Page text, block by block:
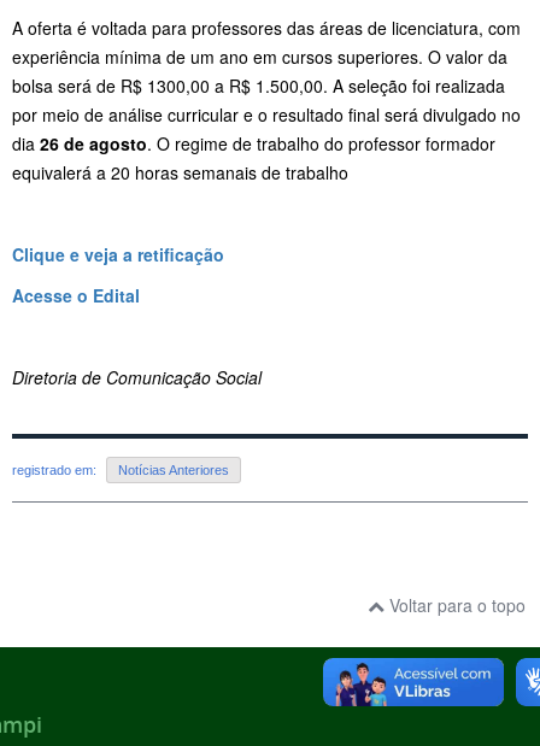
A oferta é voltada para professores das áreas de licenciatura, com
experiência mínima de um ano em cursos superiores. O valor da
bolsa será de R$ 1300,00 a R$ 1.500,00. A seleção foi realizada
por meio de análise curricular e o resultado final será divulgado no
dia 26 de agosto. O regime de trabalho do professor formador
equivalerá a 20 horas semanais de trabalho
Clique e veja a retificação
Acesse o Edital
Diretoria de Comunicação Social
registrado em: Notícias Anteriores
Voltar para o topo